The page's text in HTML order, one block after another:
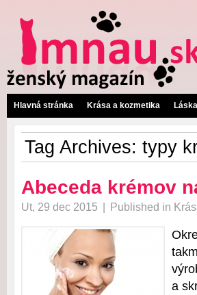
Hlavná stránka Krása a kozmetika
Tag Archives: typy
Abeceda krémov
Ut, 29 dec 2015 | Published in
a